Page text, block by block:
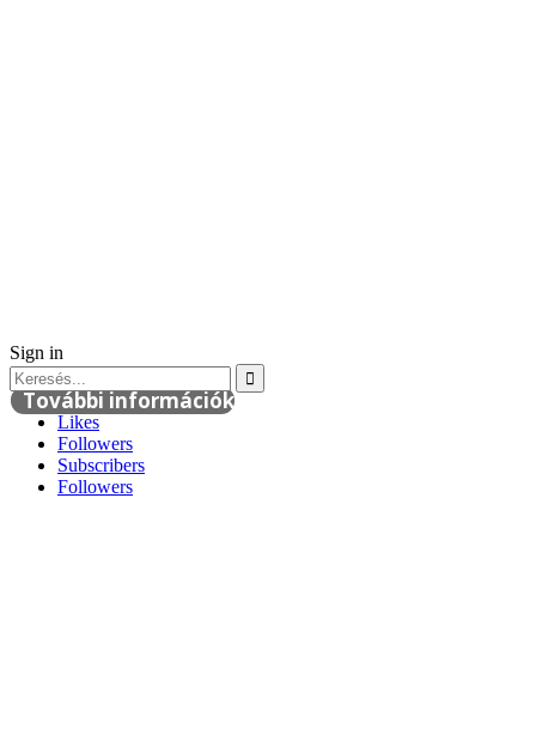
További információk
Sign in
Likes
Followers
Subscribers
Followers